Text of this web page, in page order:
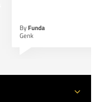
By Funda
Genk